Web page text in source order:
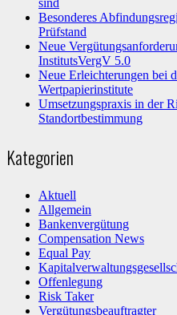
sind
Besonderes
Prüfstand
Neue
InstitutsVergV 5.0
Neue Erleichterungen bei
Wertpapierinstitute
Umsetzungspraxis in der
Standortbestimmung
Kategorien
Aktuell
Allgemein
Bankenvergütung
Compensation News
Equal Pay
Offenlegung
Risk Taker
Vergütungsbeauftragter